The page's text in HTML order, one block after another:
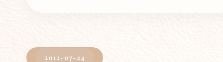
2012-07-24